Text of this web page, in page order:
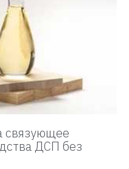
связующее
ДСП без